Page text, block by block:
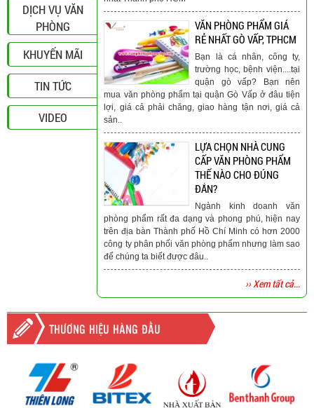
DỊCH VỤ VĂN
PHÒNG
KHUYẾN MÃI
TIN TỨC
VIDEO
VĂN PHÒNG PHẨM GIÁ
RẺ NHẤT GÒ VẤP, TPHCM
Bạn là cá nhân, công ty,
trường học, bệnh viện....tại
quận gò vấp? Bạn nên
mua văn phòng phẩm tại quận Gò Vấp ở đâu tiện
lợi, giá cả phải chăng, giao hàng tận nơi, giá cả
sản..
LỰA CHỌN NHÀ CUNG
CẤP VĂN PHÒNG PHẨM
THẾ NÀO CHO ĐÚNG
ĐẮN?
Ngành kinh doanh văn
phòng phẩm rất đa dạng và phong phú, hiện nay
trên địa bàn Thành phố Hồ Chí Minh có hơn 2000
công ty phân phối văn phòng phẩm nhưng làm sao
để chúng ta biết được đâu..
›› Xem tất cả...
THƯƠNG HIỆU HÀNG ĐẦU